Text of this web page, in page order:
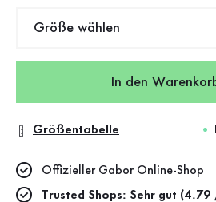
Größe wählen
In den
Größentabelle
Offizieller Gabor Online-Shop
Trusted Shops: Sehr gut